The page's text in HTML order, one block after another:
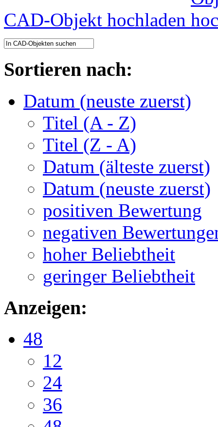
CAD-Objekt hochladen
Sortieren nach:
Datum (neuste zuerst)
Titel (A - Z)
Titel (Z - A)
Datum (älteste zuerst)
Datum (neuste zuerst)
positiven Bewertung
negativen
hoher Beliebtheit
geringer Beliebtheit
Anzeigen:
48
12
24
36